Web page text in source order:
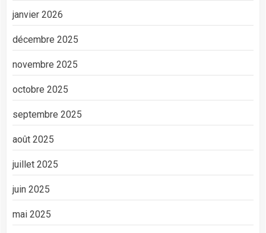
janvier 2026
décembre 2025
novembre 2025
octobre 2025
septembre 2025
août 2025
juillet 2025
juin 2025
mai 2025